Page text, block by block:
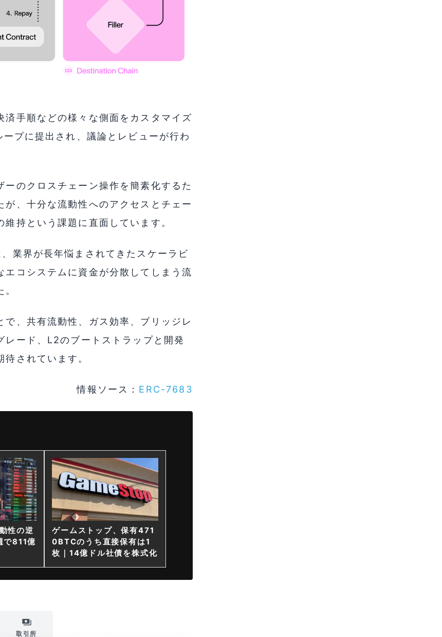
手順などの様々な側面をカスタマイズ
プに提出され、議論とレビューが行わ
のクロスチェーン操作を簡素化するた
、十分な流動性へのアクセスとチェー
持という課題に直面しています。
業界が長年悩まされてきたスケーラビ
コシステムに資金が分散してしまう流
、共有流動性、ガス効率、ブリッジレ
レード、L2のブートストラップと開発
されています。
情報ソース： ERC-7683
性の逆
で811億
ゲームストップ、保有471
0BTCのうち直接保有は1
枚｜14億ドル社債を株式化
取引所